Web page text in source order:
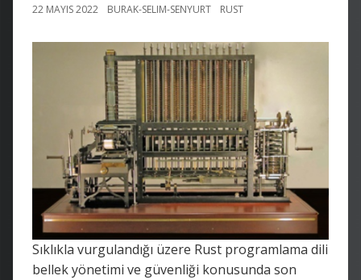
22 MAYIS 2022 BURAK-SELIM-SENYURT RUST
Sıklıkla vurgulandığı üzere Rust programlama dili
bellek yönetimi ve güvenliği konusunda son